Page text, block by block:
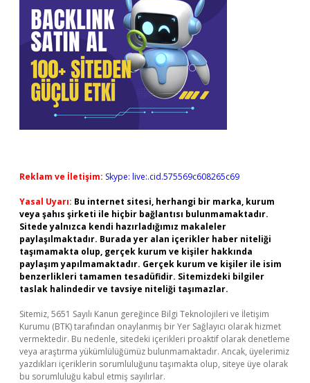
Reklam ve İletişim: Skype: live:.cid.575569c608265c69
Yasal Uyarı: Bu internet sitesi, herhangi bir marka, kurum
veya şahıs şirketi ile hiçbir bağlantısı bulunmamaktadır.
Sitede yalnızca kendi hazırladığımız makaleler
paylaşılmaktadır. Burada yer alan içerikler haber niteliği
taşımamakta olup, gerçek kurum ve kişiler hakkında
paylaşım yapılmamaktadır. Gerçek kurum ve kişiler ile isim
benzerlikleri tamamen tesadüfidir. Sitemizdeki bilgiler
taslak halindedir ve tavsiye niteliği taşımazlar.
Sitemiz, 5651 Sayılı Kanun gereğince Bilgi Teknolojileri ve İletişim
Kurumu (BTK) tarafından onaylanmış bir Yer Sağlayıcı olarak hizmet
vermektedir. Bu nedenle, sitedeki içerikleri proaktif olarak denetleme
veya araştırma yükümlülüğümüz bulunmamaktadır. Ancak, üyelerimiz
yazdıkları içeriklerin sorumluluğunu taşımakta olup, siteye üye olarak
bu sorumluluğu kabul etmiş sayılırlar.